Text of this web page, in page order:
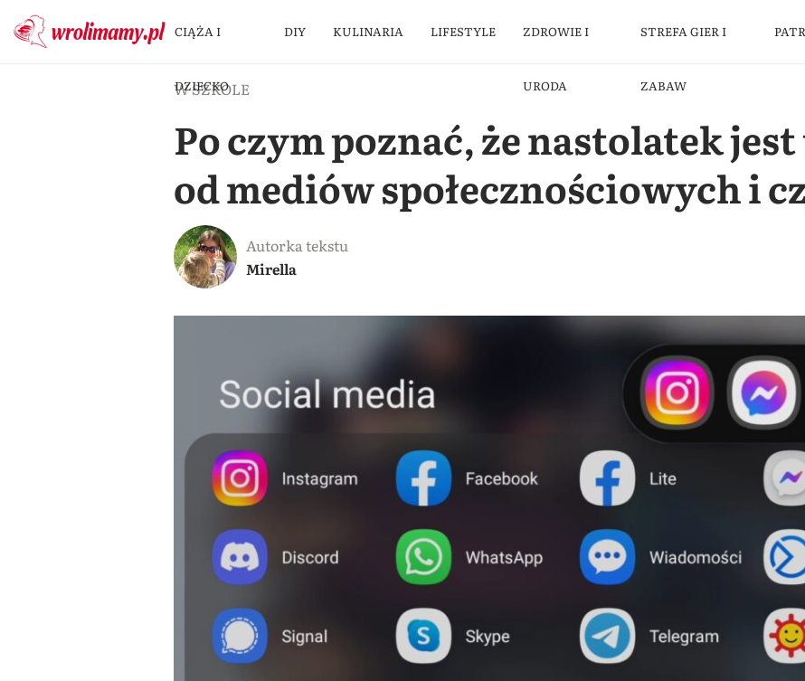
CIĄŻA I
DZIECKO
DIY KULINARIA LIFESTYLE ZDROWIE I
URODA
STREFA GIER I
ZABAW
W SZKOLE
Po czym poznać, że nastolatek
od mediów społecznościowych i
Autorka tekstu
Mirella